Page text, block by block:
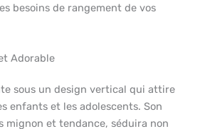
besoins de rangement de vos
Adorable
sous un design vertical qui attire
enfants et les adolescents. Son
mignon et tendance, séduira non